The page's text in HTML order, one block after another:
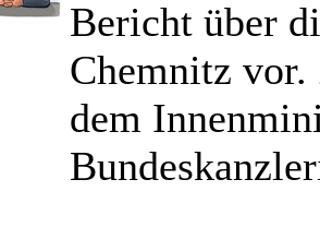
Bericht über
Chemnitz
dem